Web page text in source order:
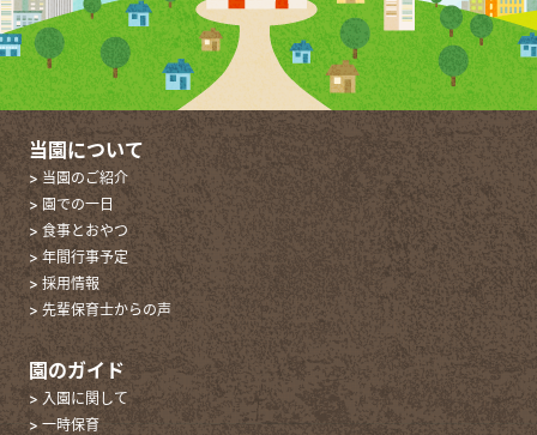
当園について
> 当園のご紹介
> 園での一日
> 食事とおやつ
> 年間行事予定
> 採用情報
> 先輩保育士からの声
園のガイド
> 入園に関して
> 一時保育